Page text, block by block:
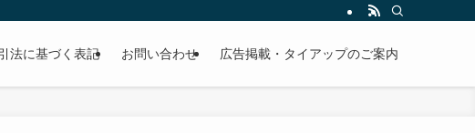
れているWEBサイトです。
法に基づく表記 お問い合わせ 広告掲載・タイアップのご案内